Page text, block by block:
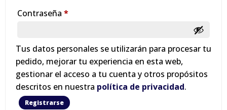
Contraseña *Obligatorio
Tus datos personales se utilizarán para procesar tu
pedido, mejorar tu experiencia en esta web,
gestionar el acceso a tu cuenta y otros propósitos
descritos en nuestra política de privacidad.
Registrarse